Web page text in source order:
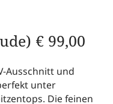
€ 99,00
Ausschnitt und
unter
Die feinen